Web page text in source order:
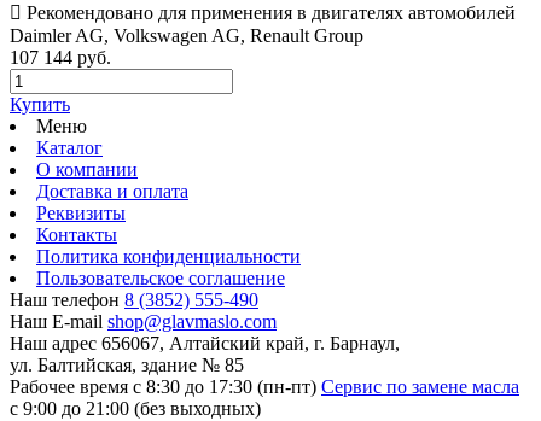
 Рекомендовано для применения в двигателях автомобилей
Daimler AG, Volkswagen AG, Renault Group
107 144 руб.
Купить
Меню
Каталог
О компании
Доставка и оплата
Реквизиты
Контакты
Политика конфиденциальности
Пользовательское соглашение
Наш телефон 8 (3852) 555-490
Наш E-mail shop@glavmaslo.com
Наш адрес 656067, Алтайский край, г. Барнаул,
ул. Балтийская, здание № 85
Рабочее время с 8:30 до 17:30 (пн-пт) Сервис по замене масла
с 9:00 до 21:00 (без выходных)